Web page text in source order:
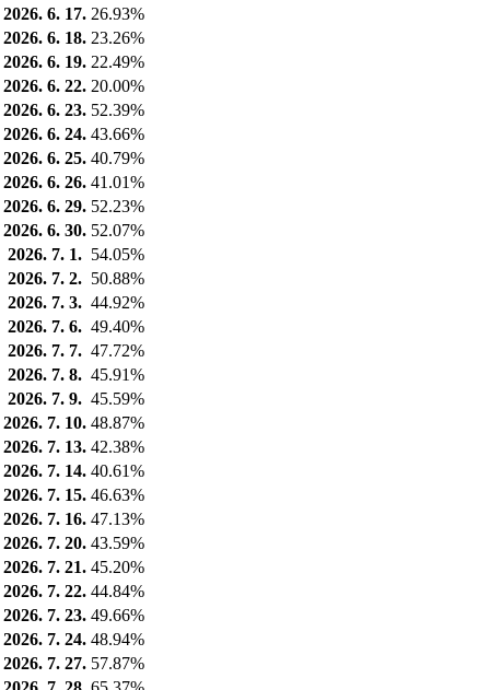
2026. 6. 17. 26.93%
2026. 6. 18. 23.26%
2026. 6. 19. 22.49%
2026. 6. 22. 20.00%
2026. 6. 23. 52.39%
2026. 6. 24. 43.66%
2026. 6. 25. 40.79%
2026. 6. 26. 41.01%
2026. 6. 29. 52.23%
2026. 6. 30. 52.07%
2026. 7. 1. 54.05%
2026. 7. 2. 50.88%
2026. 7. 3. 44.92%
2026. 7. 6. 49.40%
2026. 7. 7. 47.72%
2026. 7. 8. 45.91%
2026. 7. 9. 45.59%
2026. 7. 10. 48.87%
2026. 7. 13. 42.38%
2026. 7. 14. 40.61%
2026. 7. 15. 46.63%
2026. 7. 16. 47.13%
2026. 7. 20. 43.59%
2026. 7. 21. 45.20%
2026. 7. 22. 44.84%
2026. 7. 23. 49.66%
2026. 7. 24. 48.94%
2026. 7. 27. 57.87%